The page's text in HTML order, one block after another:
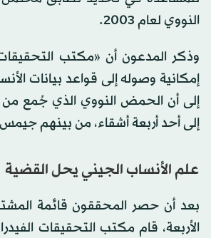
النووي لعام 2003.
وذكر المدعون أن «مكتب
إمكانية وصوله إلى قواعد بيانات
إلى أن الحمض النووي الذي جُمع
إلى أحد أربعة أشقاء، من بينهم
علم الأنساب الجيني يحل القضية
بعد أن حصر المحققون قائمة
الأربعة، قام مكتب التحقيقات